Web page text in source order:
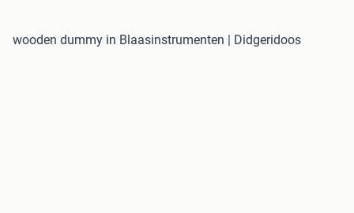
wooden dummy in Blaasinstrumenten | Didgeridoos